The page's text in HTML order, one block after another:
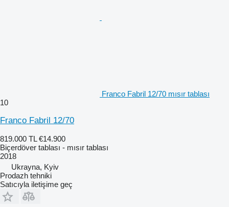
Franco Fabril 12/70 mısır tablası
10
Franco Fabril 12/70
819.000 TL €14.900
Biçerdöver tablası - mısır tablası
2018
Ukrayna, Kyiv
Prodazh tehniki
Satıcıyla iletişime geç